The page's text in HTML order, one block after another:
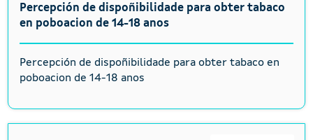
Percepción de dispoñibilidade para obter tabaco
en poboacion de 14-18 anos
Percepción de dispoñibilidade para obter tabaco en
poboacion de 14-18 anos